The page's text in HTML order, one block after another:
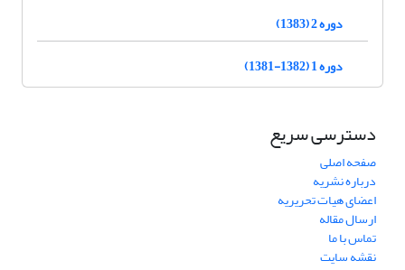
دوره 2 (1383)
دوره 1 (1382-1381)
دسترسی سریع
صفحه اصلی
درباره نشریه
اعضای هیات تحریریه
ارسال مقاله
تماس با ما
نقشه سایت